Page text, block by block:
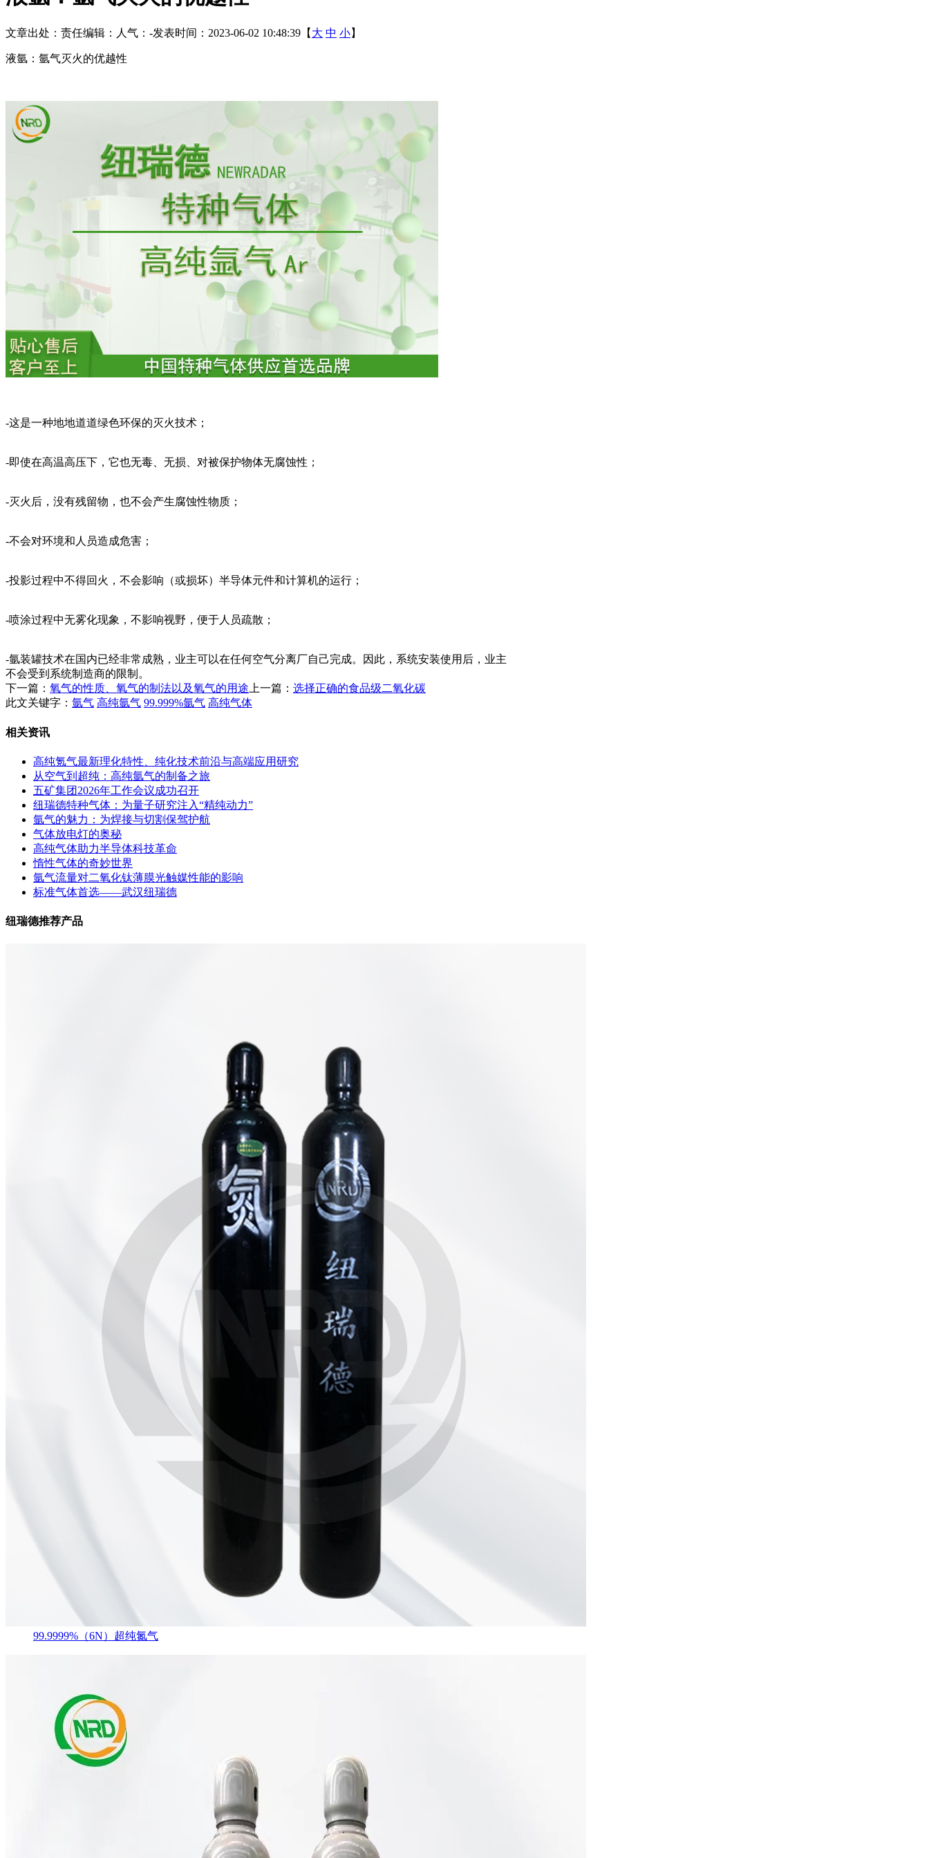
文章出处： 责任编辑： 人气： -发表时间：2023-06-02 10:48:39【 大 中 小】
液氩：氩气灭火的优越性
-这是一种地地道道绿色环保的灭火技术；
-即使在高温高压下，它也无毒、无损、对被保护物体无腐蚀性；
-灭火后，没有残留物，也不会产生腐蚀性物质；
-不会对环境和人员造成危害；
-投影过程中不得回火，不会影响（或损坏）半导体元件和计算机的运行；
-喷涂过程中无雾化现象，不影响视野，便于人员疏散；
-氩装罐技术在国内已经非常成熟，业主可以在任何空气分离厂自己完成。因此，系统安装使用后，业主
不会受到系统制造商的限制。
下一篇： 氧气的性质、氧气的制法以及氧气的用途 上一篇： 选择正确的食品级二氧化碳
此文关键字： 氩气 高纯氩气 99.999%氩气 高纯气体
相关资讯
高纯氪气最新理化特性、纯化技术前沿与高端应用研究
从空气到超纯：高纯氩气的制备之旅
五矿集团2026年工作会议成功召开
纽瑞德特种气体：为量子研究注入“精纯动力”
氩气的魅力：为焊接与切割保驾护航
气体放电灯的奥秘
高纯气体助力半导体科技革命
惰性气体的奇妙世界
氩气流量对二氧化钛薄膜光触媒性能的影响
标准气体首选——武汉纽瑞德
纽瑞德推荐产品
99.9999%（6N）超纯氮气